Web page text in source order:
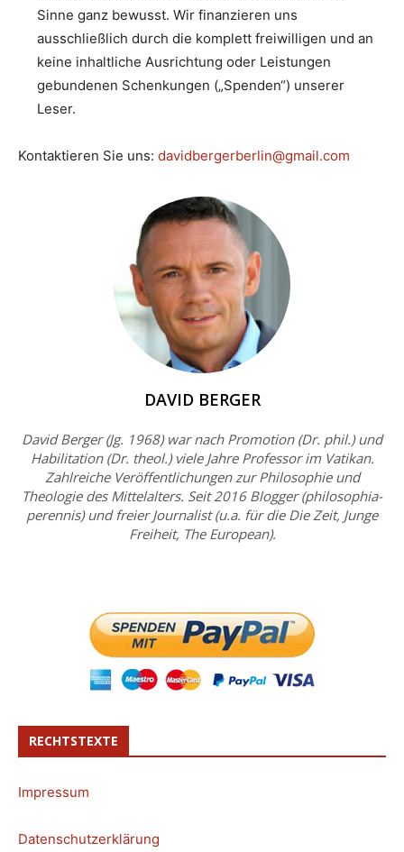
Sinne ganz bewusst. Wir finanzieren uns
ausschließlich durch die komplett freiwilligen und an
keine inhaltliche Ausrichtung oder Leistungen
gebundenen Schenkungen („Spenden“) unserer
Leser.
Kontaktieren Sie uns: davidbergerberlin@gmail.com
DAVID BERGER
David Berger (Jg. 1968) war nach Promotion (Dr. phil.) und
Habilitation (Dr. theol.) viele Jahre Professor im Vatikan.
Zahlreiche Veröffentlichungen zur Philosophie und
Theologie des Mittelalters. Seit 2016 Blogger (philosophia-
perennis) und freier Journalist (u.a. für die Die Zeit, Junge
Freiheit, The European).
RECHTSTEXTE
Impressum
Datenschutzerklärung